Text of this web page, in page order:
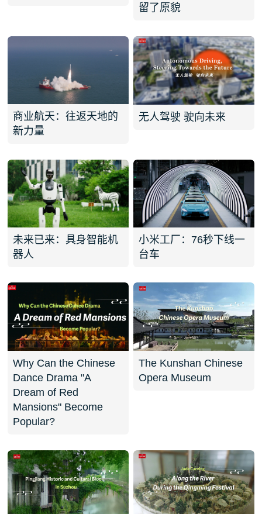
留了原貌
商业航天：往返天地的
新力量
无人驾驶 驶向未来
未来已来：具身智能机
器人
小米工厂：76秒下线一
台车
Why Can the Chinese
Dance Drama "A
Dream of Red
Mansions" Become
Popular?
The Kunshan Chinese
Opera Museum